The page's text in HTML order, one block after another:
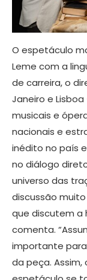
O espetáculo
Leme com a
de carreira, o
Janeiro e
musicais e
nacionais e
inédito no país
no diálogo
universo das
discussão
que discutem a
comenta.
importante
da peça.